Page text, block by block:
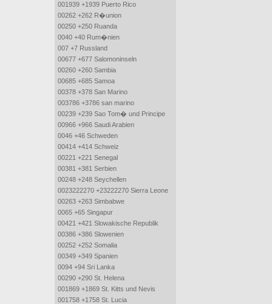
001939 +1939 Puerto Rico
00262 +262 R�union
00250 +250 Ruanda
0040 +40 Rum�nien
007 +7 Russland
00677 +677 Salomoninseln
00260 +260 Sambia
00685 +685 Samoa
00378 +378 San Marino
003786 +3786 san marino
00239 +239 Sao Tom� und Principe
00966 +966 Saudi Arabien
0046 +46 Schweden
00414 +414 Schweiz
00221 +221 Senegal
00381 +381 Serbien
00248 +248 Seychellen
0023222270 +23222270 Sierra Leone
00263 +263 Simbabwe
0065 +65 Singapur
00421 +421 Slowakische Republik
00386 +386 Slowenien
00252 +252 Somalia
00349 +349 Spanien
0094 +94 Sri Lanka
00290 +290 St. Helena
001869 +1869 St. Kitts und Nevis
001758 +1758 St. Lucia